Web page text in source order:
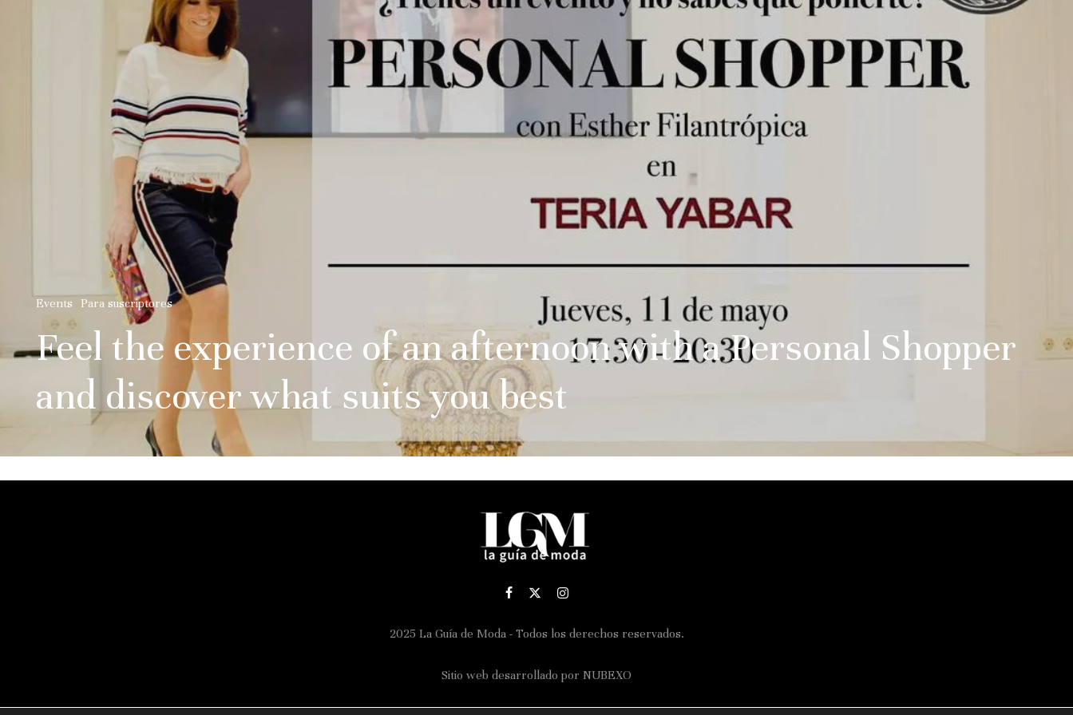
Events Para suscriptores
Feel the experience of an afternoon with a Personal Shopper
and discover what suits you best
2025 La Guía de Moda - Todos los derechos reservados.
Sitio web desarrollado por NUBEXO